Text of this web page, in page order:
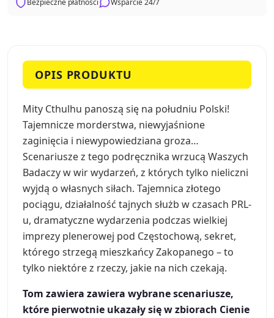
Bezpieczne płatności
Wsparcie 24/7
OPIS PRODUKTU
Mity Cthulhu panoszą się na południu Polski!
Tajemnicze morderstwa, niewyjaśnione
zaginięcia i niewypowiedziana groza…
Scenariusze z tego podręcznika wrzucą Waszych
Badaczy w wir wydarzeń, z których tylko nieliczni
wyjdą o własnych siłach. Tajemnica złotego
pociągu, działalność tajnych służb w czasach PRL-
u, dramatyczne wydarzenia podczas wielkiej
imprezy plenerowej pod Częstochową, sekret,
którego strzegą mieszkańcy Zakopanego – to
tylko niektóre z rzeczy, jakie na nich czekają.
Tom zawiera zawiera wybrane scenariusze,
które pierwotnie ukazały się w zbiorach Cienie